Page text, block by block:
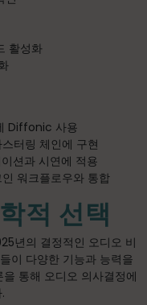
활성화
Diffonic 사용
터링 체인에 구현
션과 시연에 적용
워크플로우와 통합
적 선택
년의 결정적인 오디오 비
이 다양한 기능과 능력을
통해 오디오 의사결정에